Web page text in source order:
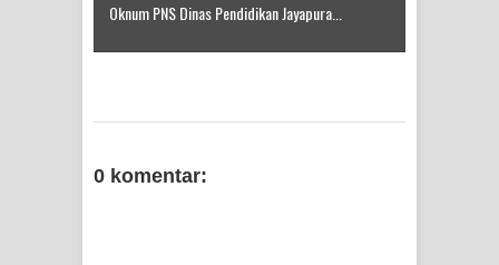
at Indonesia's National Craft
Oknum PNS Dinas Pendidikan Jayapura...
0 komentar: